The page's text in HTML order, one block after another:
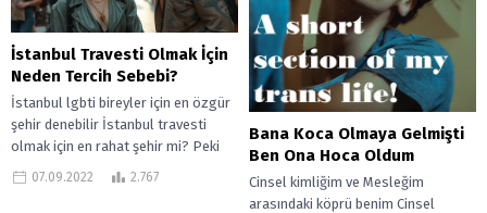
İstanbul Travesti Olmak İçin
Neden Tercih Sebebi?
İstanbul lgbti bireyler için en özgür
şehir denebilir İstanbul travesti
olmak için en rahat şehir mi? Peki
taşı toprağı altın...
07.09.2022 2.767
Bana Koca Olmaya Gelmişti
Ben Ona Hoca Oldum
Cinsel kimliğim ve Mesleğim
arasındaki köprü benim Cinsel